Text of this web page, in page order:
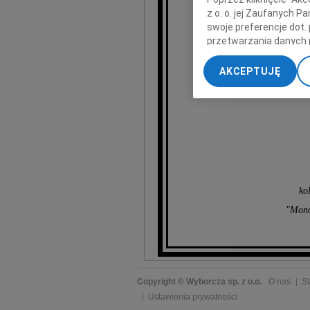
Copyright © Wyborcza sp. z o.o. O nas
Ustawienia prywatności
z o. o. jej Zaufanych
swoje preferencje dot.
przetwarzania danych
„Ustawienia
My, nasi Zaufani
dokładnych danych
Przechowywanie
AKCEPTUJĘ